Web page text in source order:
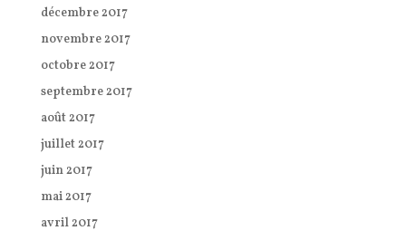
décembre 2017
novembre 2017
octobre 2017
septembre 2017
août 2017
juillet 2017
juin 2017
mai 2017
avril 2017